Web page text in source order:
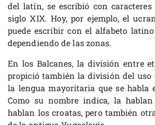
del latín, se escribió con
siglo XIX. Hoy, por ejemplo, el
puede escribir con el alfabeto
dependiendo de las zonas.
En los Balcanes, la división entre
propició también la división del uso
la lengua mayoritaria que se habla
Como su nombre indica, la
hablan los croatas, pero también